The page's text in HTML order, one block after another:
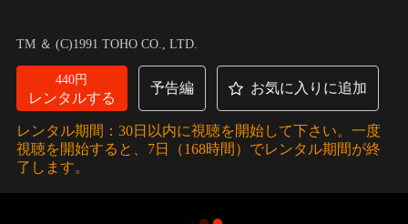
代にタイムワープして、ゴジラの存在を歴史から消滅させようと
する。作戦は成功したかに見えたが…。
TM ＆ (C)1991 TOHO CO., LTD.
440円
レンタルする
予告編 お気に入りに追加
レンタル期間：30日以内に視聴を開始して下さい。一度
視聴を開始すると、7日（168時間）でレンタル期間が終
了します。